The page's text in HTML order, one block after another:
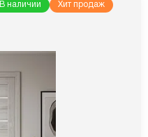
В наличии Хит продаж